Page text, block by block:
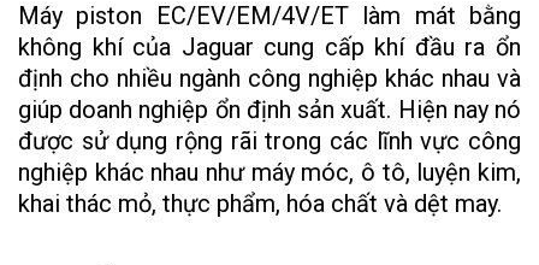
Máy piston EC/EV/EM/4V/ET làm mát bằng
không khí của Jaguar cung cấp khí đầu ra ổn
định cho nhiều ngành công nghiệp khác nhau và
giúp doanh nghiệp ổn định sản xuất. Hiện nay nó
được sử dụng rộng rãi trong các lĩnh vực công
nghiệp khác nhau như máy móc, ô tô, luyện kim,
khai thác mỏ, thực phẩm, hóa chất và dệt may.